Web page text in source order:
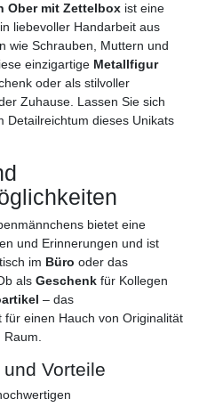
Ober mit Zettelbox ist eine
liebevoller Handarbeit aus
wie Schrauben, Muttern und
einzigartige Metallfigur
oder als stilvoller
Zuhause. Lassen Sie sich
Detailreichtum dieses Unikats
bietet eine
und Erinnerungen und ist
im Büro oder das
als Geschenk für Kollegen
– das
einen Hauch von Originalität
Vorteile